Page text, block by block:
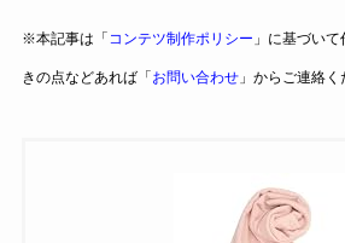
※本記事は「 コンテツ制作ポリシー 」に基づい
きの点などあれば「 お問い合わせ」からご連絡く